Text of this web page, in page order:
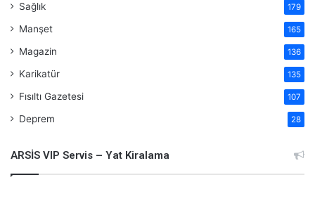
Sağlık 179
Manşet 165
Magazin 136
Karikatür 135
Fısıltı Gazetesi 107
Deprem 28
ARSİS VIP Servis – Yat Kiralama